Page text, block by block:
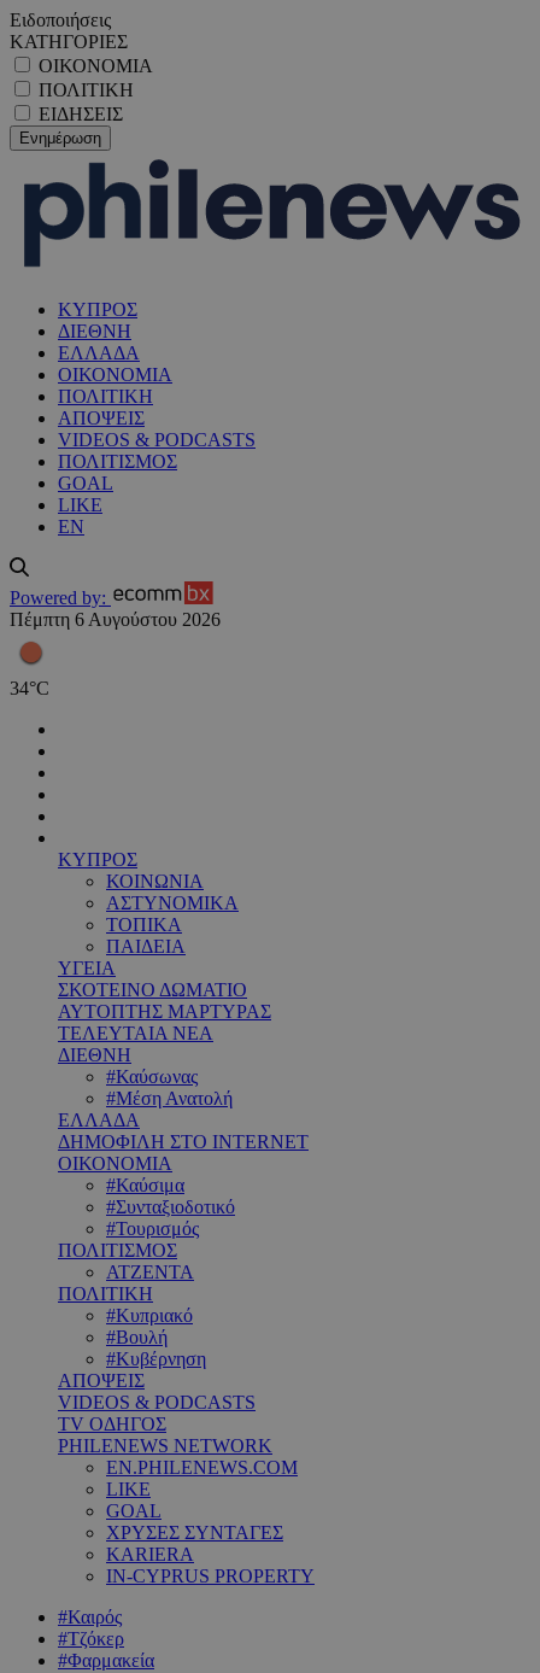
Ειδοποιήσεις
ΚΑΤΗΓΟΡΙΕΣ
ΟΙΚΟΝΟΜΙΑ
ΠΟΛΙΤΙΚΗ
ΕΙΔΗΣΕΙΣ
ΚΥΠΡΟΣ
ΔΙΕΘΝΗ
ΕΛΛΑΔΑ
ΟΙΚΟΝΟΜΙΑ
ΠΟΛΙΤΙΚΗ
ΑΠΟΨΕΙΣ
VIDEOS & PODCASTS
ΠΟΛΙΤΙΣΜΟΣ
GOAL
LIKE
EN
Powered by:
Πέμπτη 6 Αυγούστου 2026
34°C
ΚΥΠΡΟΣ
ΚΟΙΝΩΝΙΑ
ΑΣΤΥΝΟΜΙΚΑ
ΤΟΠΙΚΑ
ΠΑΙΔΕΙΑ
ΥΓΕΙΑ
ΣΚΟΤΕΙΝΟ ΔΩΜΑΤΙΟ
ΑΥΤΟΠΤΗΣ ΜΑΡΤΥΡΑΣ
ΤΕΛΕΥΤΑΙΑ ΝΕΑ
ΔΙΕΘΝΗ
#Καύσωνας
#Μέση Ανατολή
ΕΛΛΑΔΑ
ΔΗΜΟΦΙΛΗ ΣΤΟ INTERNET
ΟΙΚΟΝΟΜΙΑ
#Καύσιμα
#Συνταξιοδοτικό
#Τουρισμός
ΠΟΛΙΤΙΣΜΟΣ
ΑΤΖΕΝΤΑ
ΠΟΛΙΤΙΚΗ
#Κυπριακό
#Βουλή
#Κυβέρνηση
ΑΠΟΨΕΙΣ
VIDEOS & PODCASTS
TV ΟΔΗΓΟΣ
PHILENEWS NETWORK
EN.PHILENEWS.COM
LIKE
GOAL
ΧΡΥΣΕΣ ΣΥΝΤΑΓΕΣ
KARIERA
IN-CYPRUS PROPERTY
#Καιρός
#Τζόκερ
#Φαρμακεία